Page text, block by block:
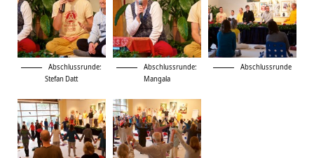
Abschlussrunde:
Stefan Datt
Abschlussrunde:
Mangala
Abschlussrunde